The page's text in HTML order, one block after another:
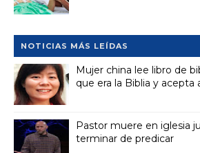
NOTICIAS MÁS LEÍDAS
Mujer china lee libro de
que era la Biblia y acepta
Pastor muere en iglesia
terminar de predicar